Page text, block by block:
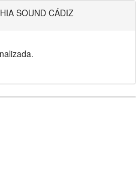
SOUND CÁDIZ